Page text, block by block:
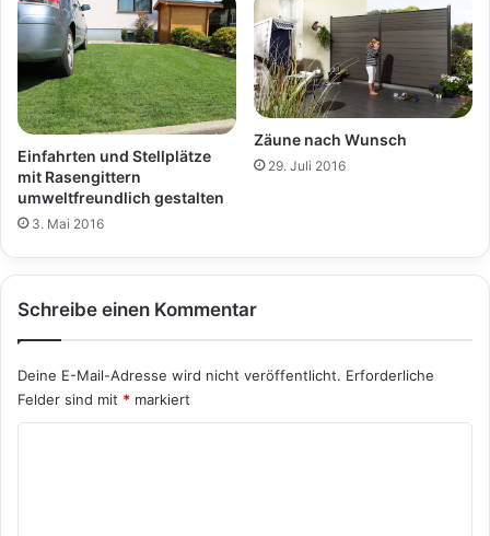
Einfahrten und Stellplätze
mit Rasengittern
umweltfreundlich gestalten
3. Mai 2016
Zäune nach Wunsch
29. Juli 2016
Schreibe einen Kommentar
Deine E-Mail-Adresse wird nicht veröffentlicht. Erforderliche
Felder sind mit * markiert